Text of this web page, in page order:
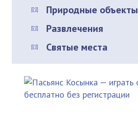
Природные объекты
Развлечения
Святые места